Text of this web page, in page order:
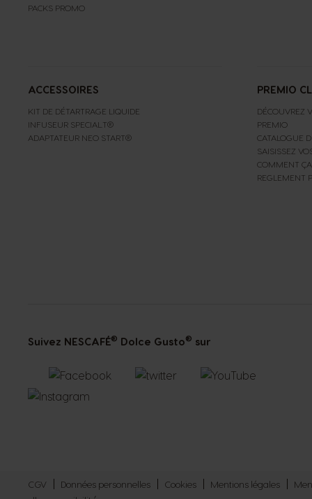
PACKS PROMO
ACCESSOIRES
KIT DE DÉTARTRAGE LIQUIDE
INFUSEUR SPECIAL.T®
ADAPTATEUR NEO START®
PREMIO
DÉCOUVREZ
PREMIO
CATALOGUE
SAISISSEZ
COMMENT
REGLEMENT
Suivez NESCAFÉ® Dolce Gusto® sur
CGV Données personnelles Cookies Mentions légales